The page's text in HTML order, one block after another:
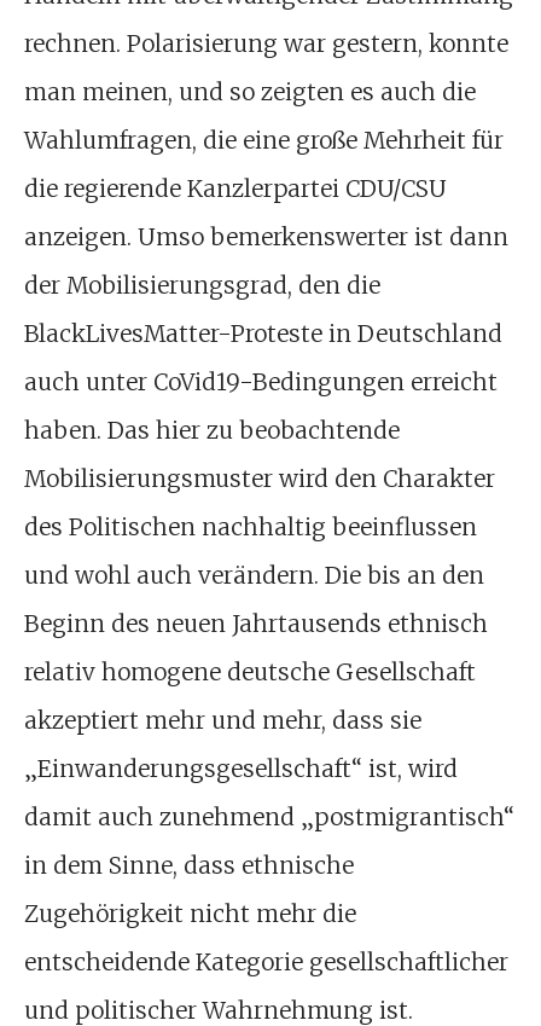
rechnen. Polarisierung war gestern, konnte
man meinen, und so zeigten es auch die
Wahlumfragen, die eine große Mehrheit für
die regierende Kanzlerpartei CDU/CSU
anzeigen. Umso bemerkenswerter ist dann
der Mobilisierungsgrad, den die
BlackLivesMatter-Proteste in Deutschland
auch unter CoVid19-Bedingungen erreicht
haben. Das hier zu beobachtende
Mobilisierungsmuster wird den Charakter
des Politischen nachhaltig beeinflussen
und wohl auch verändern. Die bis an den
Beginn des neuen Jahrtausends ethnisch
relativ homogene deutsche Gesellschaft
akzeptiert mehr und mehr, dass sie
„Einwanderungsgesellschaft“ ist, wird
damit auch zunehmend „postmigrantisch“
in dem Sinne, dass ethnische
Zugehörigkeit nicht mehr die
entscheidende Kategorie gesellschaftlicher
und politischer Wahrnehmung ist.